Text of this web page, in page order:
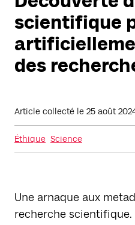
scientifique
des
Article collecté le 25 août
Éthique Science
Une arnaque aux
recherche scientifique.